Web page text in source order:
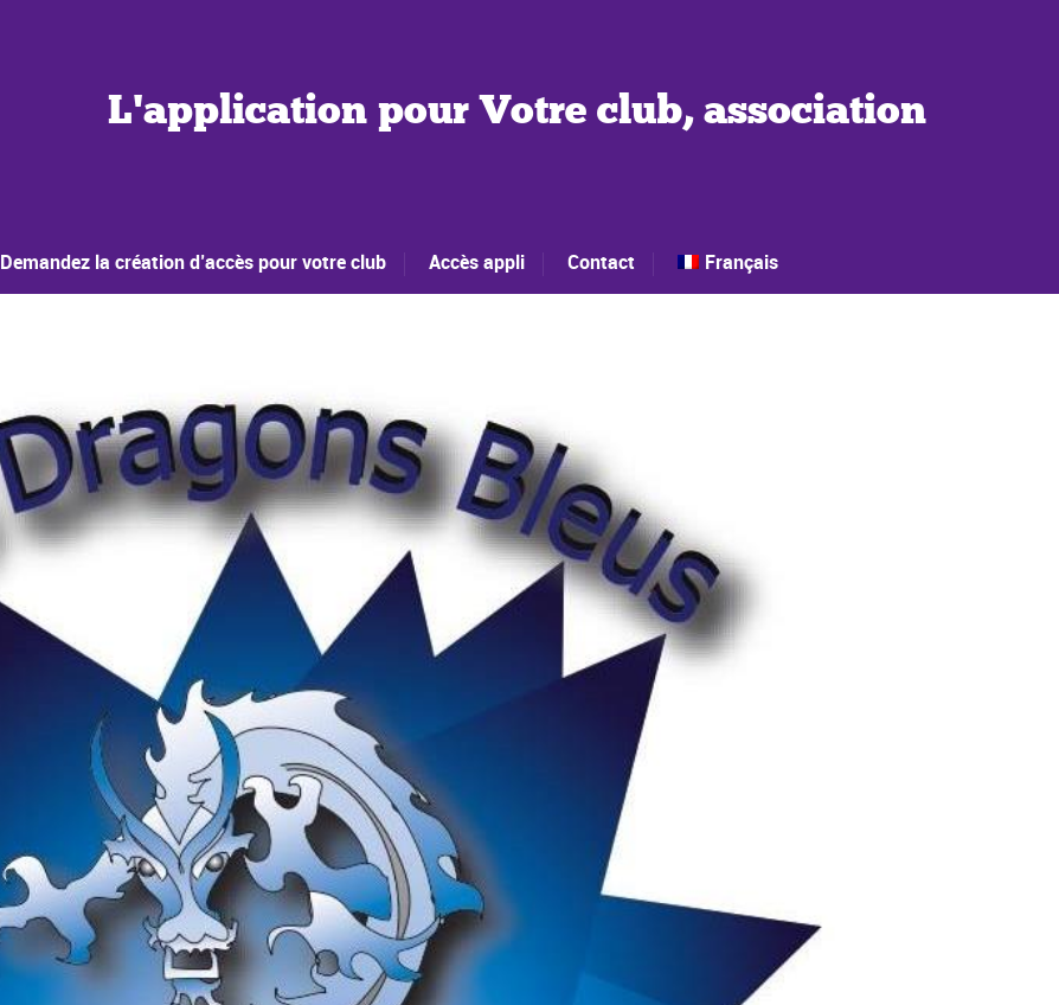
L'application pour Votre club, association
Demandez la création d’accès pour votre club Accès appli Contact Français